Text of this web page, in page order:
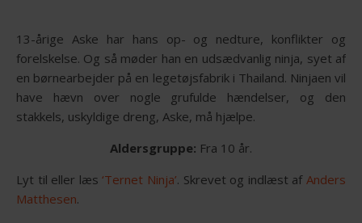
13-årige Aske har hans op- og nedture, konflikter og
forelskelse. Og så møder han en udsædvanlig ninja, syet af
en børnearbejder på en legetøjsfabrik i Thailand. Ninjaen vil
have hævn over nogle grufulde hændelser, og den
stakkels, uskyldige dreng, Aske, må hjælpe.
Aldersgruppe: Fra 10 år.
Lyt til eller læs‘Ternet Ninja’. Skrevet og indlæst afAnders
Matthesen.